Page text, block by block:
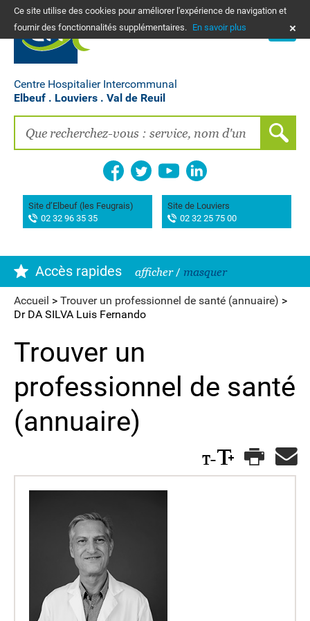
Ce site utilise des cookies pour améliorer l'expérience de navigation et
fournir des fonctionnalités supplémentaires. En savoir plus
Centre Hospitalier Intercommunal
Elbeuf . Louviers . Val de Reuil
Site d’Elbeuf (les Feugrais)
02 32 96 35 35
Site de Louviers
02 32 25 75 00
PLANS
PATIENTS, PROCHES, PROFESSIONNELS
EMPLOIS
Accès rapides afficher/ masquer
Vos frais de santé & paiement en ligne
Recherche clinique
La Maison des femmes
Association AIMES
Hôpital de Bourg-Achard Pierre Hurabielle
Accueil > Trouver un professionnel de santé (annuaire) >
Dr DA SILVA Luis Fernando
Trouver un
professionnel de santé
(annuaire)